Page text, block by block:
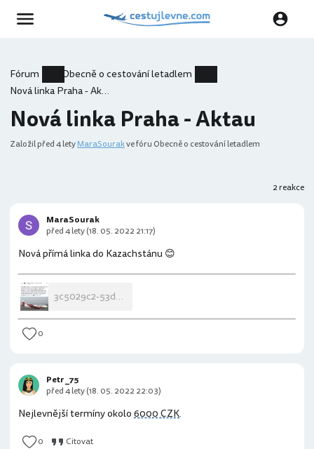
Fórum
Obecně o cestování letadlem
Nová linka Praha - Aktau
Nová linka Praha - Aktau
Založilpřed 4 letyMaraSourakve fóru Obecně o cestování letadlem
2 reakce
Nová přímá linka do Kazachstánu 😊
3c5029c2-53dc-4c1c-b0ca-cc331a2ea296.jpeg
0
MaraSourak
před 4 lety (18. 05. 2022 21:17)
Nejlevnější termíny okolo6000 CZK.
0 Citovat
Petr _75
před 4 lety (18. 05. 2022 22:03)